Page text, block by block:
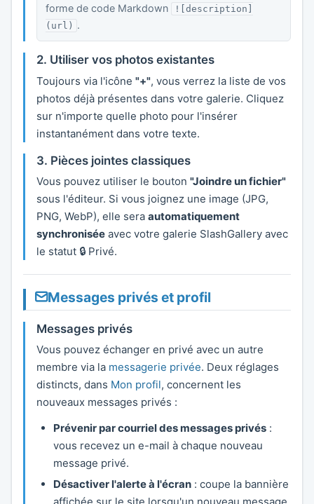
forme de code Markdown
![description]
(url) .
2. Utiliser vos photos existantes
Toujours via l'icône "+", vous verrez la liste de vos
photos déjà présentes dans votre galerie. Cliquez
sur n'importe quelle photo pour l'insérer
instantanément dans votre texte.
3. Pièces jointes classiques
Vous pouvez utiliser le bouton "Joindre un fichier"
sous l'éditeur. Si vous joignez une image (JPG,
PNG, WebP), elle sera automatiquement
synchronisée avec votre galerie SlashGallery avec
le statut 🔒 Privé.
Messages privés et profil
Messages privés
Vous pouvez échanger en privé avec un autre
membre via la messagerie privée. Deux réglages
distincts, dans Mon profil, concernent les
nouveaux messages privés :
Prévenir par courriel des messages privés :
vous recevez un e-mail à chaque nouveau
message privé.
Désactiver l'alerte à l'écran : coupe la bannière